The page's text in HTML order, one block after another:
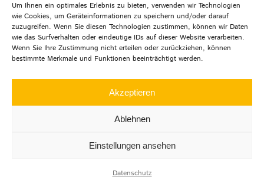
Um Ihnen ein optimales Erlebnis zu bieten, verwenden wir Technologien
wie Cookies, um Geräteinformationen zu speichern und/oder darauf
zuzugreifen. Wenn Sie diesen Technologien zustimmen, können wir Daten
wie das Surfverhalten oder eindeutige IDs auf dieser Website verarbeiten.
Wenn Sie Ihre Zustimmung nicht erteilen oder zurückziehen, können
bestimmte Merkmale und Funktionen beeinträchtigt werden.
Akzeptieren
Ablehnen
Einstellungen ansehen
Datenschutz
© Copyright 2012 -2026 | Agentur mehrwert | Alle
Datenschutz|
LinkedInInstagramFacebook